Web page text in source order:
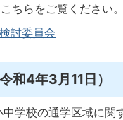
ちらをご覧ください。
討委員会
和4年3月11日）
学校の通学区域に関